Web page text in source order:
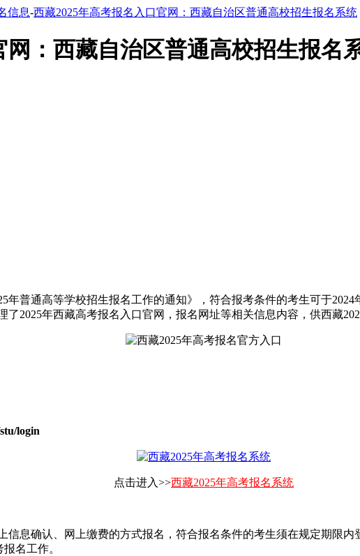
信息-西藏2025年高考报名入口官网：西藏自治区普通高校招生报名系统
网：西藏自治区普通高校招生报名
普通高等学校招生报名工作的通知》，符合报考条件的考生可于
了2025年西藏高考报名入口官网，报名网址等相关信息内容，供西藏
login
点击进入>>西藏2025年高考报名系统
信息确认、网上缴费的方式报名，符合报名条件的考生须在规定期限
报名工作。